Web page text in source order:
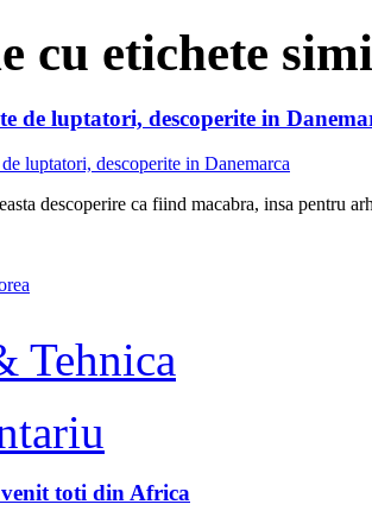
cu etichete
de luptatori, descoperite in
descoperire ca fiind macabra, insa pentru
Tehnica
toti din Africa